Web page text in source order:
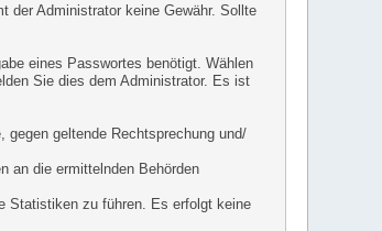
der Administrator keine Gewähr. Sollte
eines Passwortes benötigt. Wählen
Sie dies dem Administrator. Es ist
geltende Rechtsprechung und/
an die ermittelnden Behörden
Statistiken zu führen. Es erfolgt keine